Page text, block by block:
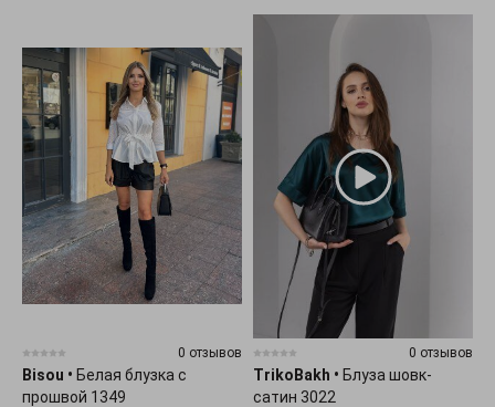
0 отзывов
Bisou • Белая блузка с
прошвой 1349
0 отзывов
TrikoBakh • Блуза шовк-
сатин 3022